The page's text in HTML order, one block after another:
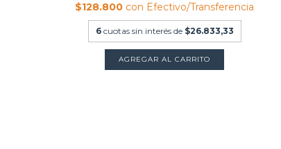
$128.800 con Efectivo/Transferencia
6 cuotas sin interés de $26.833,33